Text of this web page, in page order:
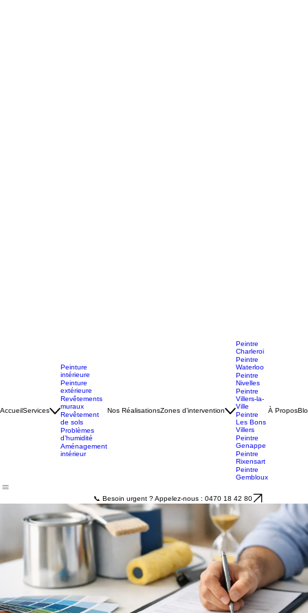
Peinture
intérieure
Peinture
extérieure
Revêtements
muraux
Aménagement
intérieur
Peintre
Charleroi
Peintre
Waterloo
Peintre
Nivelles
Peintre
Villers-la-
Ville
Peintre
Les Bons
Villers
Genappe
Peintre
Rixensart
Peintre
Gembloux
📞 Besoin urgent ? Appelez-nous : 0470 18 42 80